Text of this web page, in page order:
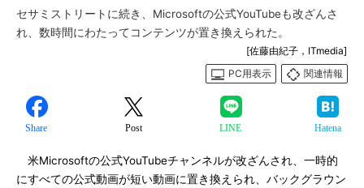
セサミストリートに続き、Microsoftの公式YouTubeも改ざんさ
れ、数時間にわたってコンテンツが置き換えられた。
[佐藤由紀子，ITmedia]
PC用表示
関連情報
Share Post LINE Hatena
米Microsoftの公式YouTubeチャンネルが改ざんされ、一時的
にすべての公式動画が短い動画に置き換えられ、バックグラウン